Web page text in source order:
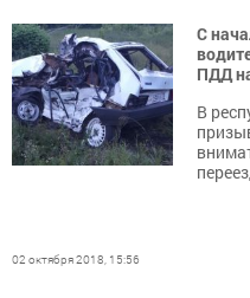
С
ПДД
В
02 октября 2018, 15:56